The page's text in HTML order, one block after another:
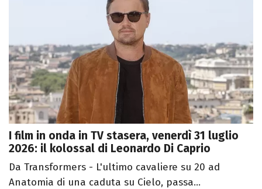
I film in onda in TV stasera, venerdì 31 luglio
2026: il kolossal di Leonardo Di Caprio
Da Transformers - L'ultimo cavaliere su 20 ad
Anatomia di una caduta su Cielo, passa...